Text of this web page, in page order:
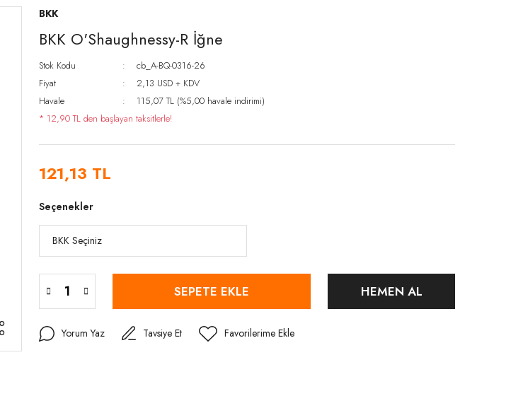
BKK
BKK O'Shaughnessy-R İğne
Stok Kodu
cb_A-BQ-0316-26
Fiyat
2,13 USD + KDV
Havale
115,07 TL (%5,00 havale indirimi)
* 12,90 TL den başlayan taksitlerle!
121,13 TL
Seçenekler
SEPETE EKLE HEMEN AL
Yorum Yaz Tavsiye Et